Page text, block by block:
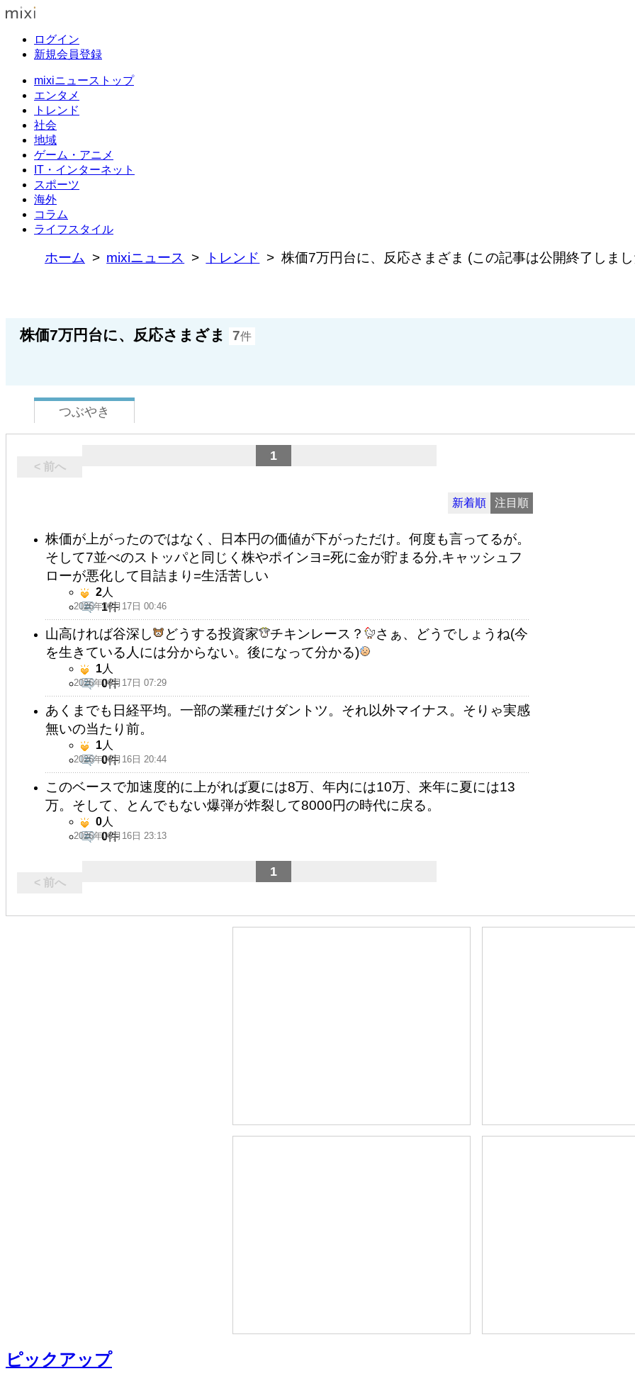
ログイン
新規会員登録
mixiニューストップ
エンタメ
トレンド
社会
地域
ゲーム・アニメ
IT・インターネット
スポーツ
海外
コラム
ライフスタイル
ホーム mixiニュース トレンド 株価7万円台に、反応さまざま (この記事は公開終了しま
株価7万円台に、反応さまざま 7件
つぶやき
< 前へ
1
新着順 注目順
株価が上がったのではなく、日本円の価値が下がっただけ。何度も言ってるが。
そして7並べのストッパと同じく株やポインヨ=死に金が貯まる分,キャッシュフ
ローが悪化して目詰まり=生活苦しい
2026年06月17日 00:46
2人
1件
山高ければ谷深し どうする投資家 チキンレース？
さぁ、どうでしょうね(今
を生きている人には分からない。後になって分かる)
2026年06月17日 07:29
1人
0件
あくまでも日経平均。一部の業種だけダントツ。それ以外マイナス。そりゃ実感
無いの当たり前。
2026年06月16日 20:44
1人
0件
このベースで加速度的に上がれば夏には8万、年内には10万、来年に夏には13
万。そして、とんでもない爆弾が炸裂して8000円の時代に戻る。
2026年06月16日 23:13
0人
0件
< 前へ
1
ピックアップ